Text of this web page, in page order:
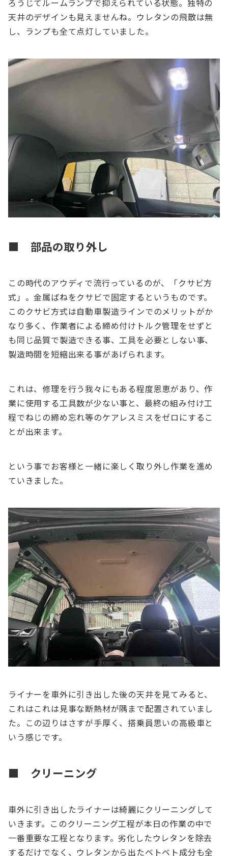
ろうじてルームランプで抑えられている状態。独特の
天井のデザインも見えませんね。ウレタンの飛散は無
し、ランプも全て点灯していました。
■ 部品の取り外し
この時代のアウディで流行っているのが、「クサビ方
式」。金属ばねをクサビで固定するというものです。
このクサビ方式は自動車製造ラインでのメリットがか
なり多く、作業者による締め付けトルク管理をせずと
も同じ品質で製造できる事、工具を必要としない事、
製造時間を短縮出来る事があげられます。
これは、修理を行う我々にもある程度恩恵があり、作
業に使用する工具数が少ない事と、最終の組み付け工
程でねじの締め忘れ等のケアレスミスをゼロにするこ
とが出来ます。
という事でお客様と一緒に楽しく取り外し作業を進め
ていきました。
ライナーを車外に引き出した後の天井を見てみると、
これはこれは見事な断熱材が隅まで配置されていまし
た。この辺りはさすが手厚く、搭乗員思いの高級車と
いう感じです。
■ クリーニング
車外に引き出したライナーは綺麗にクリーニングして
いきます。このクリーニング工程が本日の作業の中で
一番重要な工程となります。劣化したウレタンを除去
するだけでなく、ウレタンから出たベトベト成分も全